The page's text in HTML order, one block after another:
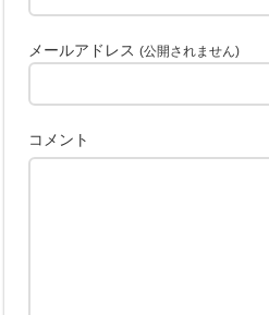
メールアドレス(公開されません)
コメント